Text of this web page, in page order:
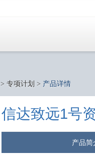
> 专项计划 > 产品详情
信达致远1号
产品简